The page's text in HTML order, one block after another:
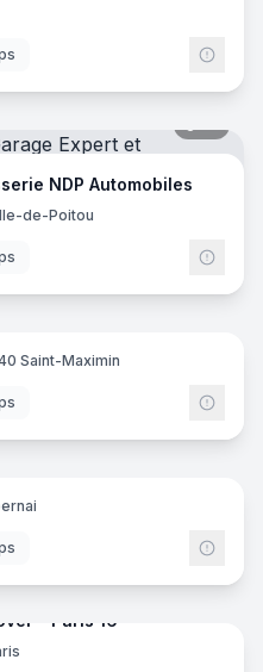
NDP Automobiles
de-Poitou
22
Saint-Maximin
18
- Paris 16